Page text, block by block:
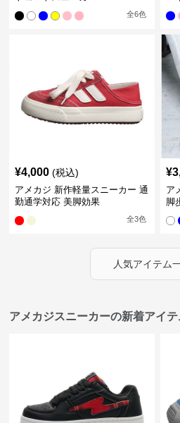
全6色
¥4,000 (税込)
アメカジ 新作軽量スニーカー 通
勤通学対応 美脚効果
全3色
¥
ア
脚
人気アイテム
アメカジスニーカーの新着アイテ